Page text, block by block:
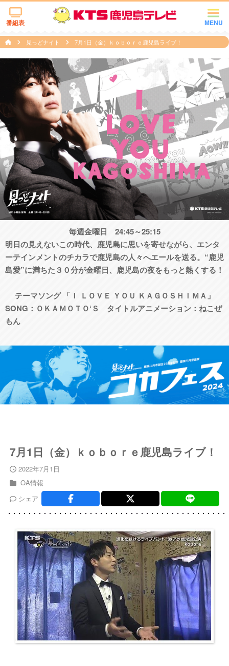
MENU
番組表
見っどナイト 7月1日（金）ｋｏｂｏｒｅ鹿児島ライブ！
毎週金曜日 24:45～25:15
明日の見えないこの時代、鹿児島に思いを寄せながら、エンタ
ーテインメントのチカラで鹿児島の人々へエールを送る。“鹿児
島愛”に満ちた３０分が金曜日、鹿児島の夜をもっと熱くする！
テーマソング 「Ｉ ＬＯＶＥ ＹＯＵ ＫＡＧＯＳＨＩＭＡ」
SONG：ＯＫＡＭＯＴＯ‘Ｓ タイトルアニメーション：ねこぜ
もん
7月1日（金）ｋｏｂｏｒｅ鹿児島ライブ！
2022年7月1日
OA情報
シェア